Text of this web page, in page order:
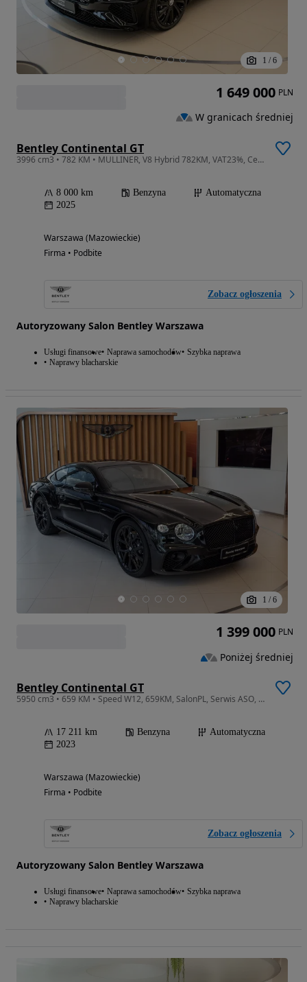
1 / 6
Bentley Continental GT
3996 cm3 • 782 KM • MULLINER, V8 Hybrid 782KM, VAT23%, Cerified
8 000 km Benzyna
Automatyczna
2025
Warszawa (Mazowieckie)
Firma • Podbite
Zobacz ogłoszenia
Autoryzowany Salon Bentley Warszawa
Usługi finansowe Naprawa samochodów Szybka naprawa
Naprawy blacharskie
1 649 000 PLN
W granicach średniej
1 / 6
Bentley Continental GT
5950 cm3 • 659 KM • Speed W12, 659KM, SalonPL, Serwis ASO, VAT23%
17 211 km Benzyna
Automatyczna
2023
Warszawa (Mazowieckie)
Firma • Podbite
Zobacz ogłoszenia
Autoryzowany Salon Bentley Warszawa
Usługi finansowe Naprawa samochodów Szybka naprawa
Naprawy blacharskie
1 399 000 PLN
Poniżej średniej